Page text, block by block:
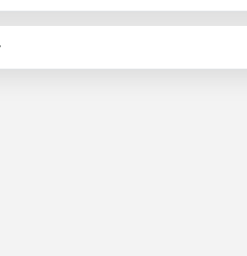
og funktionalitet. Ideelt som